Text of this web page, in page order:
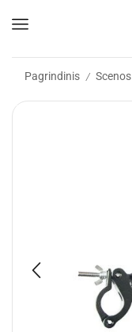
Pagrindinis / Scenos